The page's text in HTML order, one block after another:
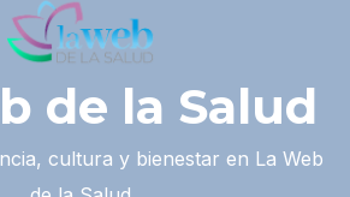
de la Salud
cultura y bienestar en La Web